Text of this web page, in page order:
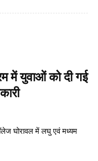
में युवाओं को दी गई
घोरावल में लघु एवं मध्यम